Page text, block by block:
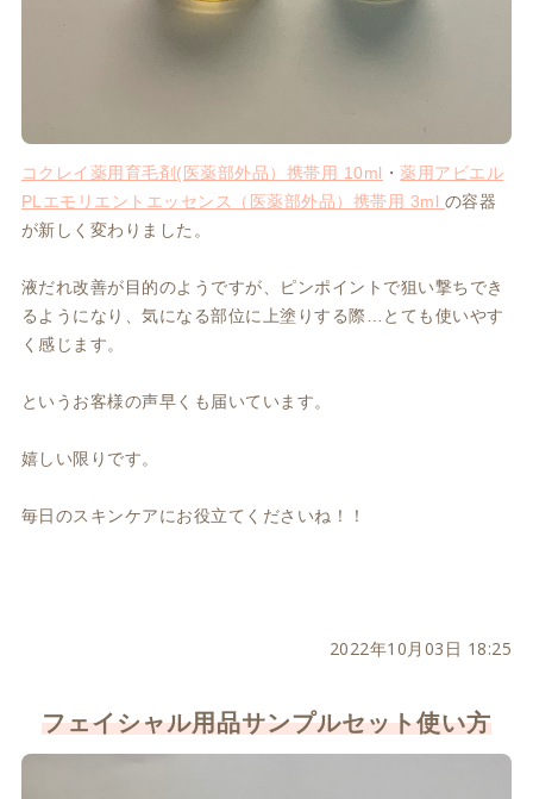
コクレイ薬用育毛剤(医薬部外品）携帯用 10ml ・薬用アビエル
PLエモリエントエッセンス（医薬部外品）携帯用 3ml の容器
が新しく変わりました。
液だれ改善が目的のようですが、ピンポイントで狙い撃ちでき
るようになり、気になる部位に上塗りする際…とても使いやす
く感じます。
というお客様の声早くも届いています。
嬉しい限りです。
毎日のスキンケアにお役立てくださいね！！
2022年10月03日 18:25
フェイシャル用品サンプルセット使い方